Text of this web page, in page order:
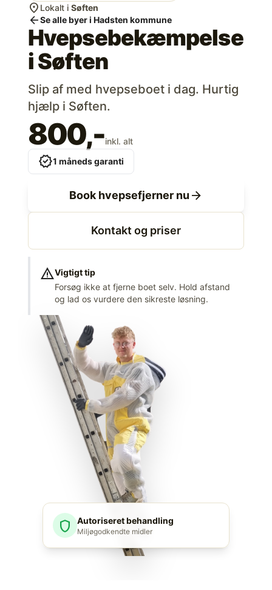
location_on Lokalt i Søften
arrow_backSe alle byer i Hadsten kommune
Hvepsebekæmpelse
iSøften
Slip af med hvepseboet i dag. Hurtig
hjælp i Søften.
800,-inkl. alt
verified1 måneds garanti
Book hvepsefjerner nu arrow_forward
Kontakt og priser
warningVigtigt tip
Forsøg ikke at fjerne boet selv. Hold afstand
og lad os vurdere den sikreste løsning.
shield Autoriseret behandling
Miljøgodkendte midler